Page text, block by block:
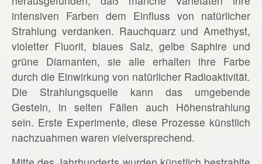
intensiven Farben dem Einfluss von natürlicher
Strahlung verdanken. Rauchquarz und Amethyst,
violetter Fluorit, blaues Salz, gelbe Saphire und
grüne Diamanten, sie alle erhalten ihre Farbe
durch die Einwirkung von natürlicher Radioaktivität.
Die Strahlungsquelle kann das umgebende
Gestein, in selten Fällen auch Höhenstrahlung
sein. Erste Experimente, diese Prozesse künstlich
nachzuahmen waren vielversprechend.